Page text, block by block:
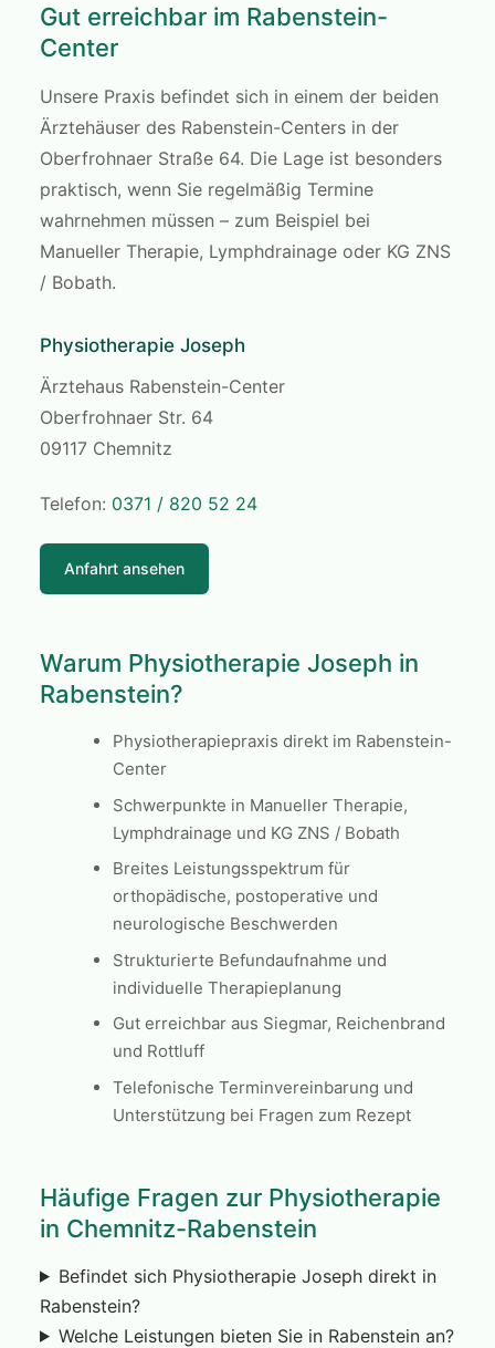
Gut erreichbar im Rabenstein-
Center
Unsere Praxis befindet sich in einem der beiden
Ärztehäuser des Rabenstein-Centers in der
Oberfrohnaer Straße 64. Die Lage ist besonders
praktisch, wenn Sie regelmäßig Termine
wahrnehmen müssen – zum Beispiel bei
Manueller Therapie, Lymphdrainage oder KG ZNS
/ Bobath.
Physiotherapie Joseph
Ärztehaus Rabenstein-Center
Oberfrohnaer Str. 64
09117 Chemnitz
Telefon: 0371 / 820 52 24
Anfahrt ansehen
Warum Physiotherapie Joseph in
Rabenstein?
Physiotherapiepraxis direkt im Rabenstein-
Center
Schwerpunkte in Manueller Therapie,
Lymphdrainage und KG ZNS / Bobath
Breites Leistungsspektrum für
orthopädische, postoperative und
neurologische Beschwerden
Strukturierte Befundaufnahme und
individuelle Therapieplanung
Gut erreichbar aus Siegmar, Reichenbrand
und Rottluff
Telefonische Terminvereinbarung und
Unterstützung bei Fragen zum Rezept
Häufige Fragen zur Physiotherapie
in Chemnitz-Rabenstein
Befindet sich Physiotherapie Joseph direkt in
Rabenstein?
Welche Leistungen bieten Sie in Rabenstein an?